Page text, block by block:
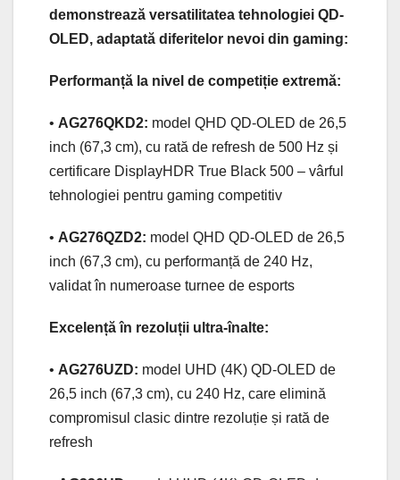
demonstrează versatilitatea tehnologiei QD-
OLED, adaptată diferitelor nevoi din gaming:
Performanță la nivel de competiție extremă:
• AG276QKD2: model QHD QD-OLED de 26,5
inch (67,3 cm), cu rată de refresh de 500 Hz și
certificare DisplayHDR True Black 500 – vârful
tehnologiei pentru gaming competitiv
• AG276QZD2: model QHD QD-OLED de 26,5
inch (67,3 cm), cu performanță de 240 Hz,
validat în numeroase turnee de esports
Excelență în rezoluții ultra-înalte:
• AG276UZD: model UHD (4K) QD-OLED de
26,5 inch (67,3 cm), cu 240 Hz, care elimină
compromisul clasic dintre rezoluție și rată de
refresh